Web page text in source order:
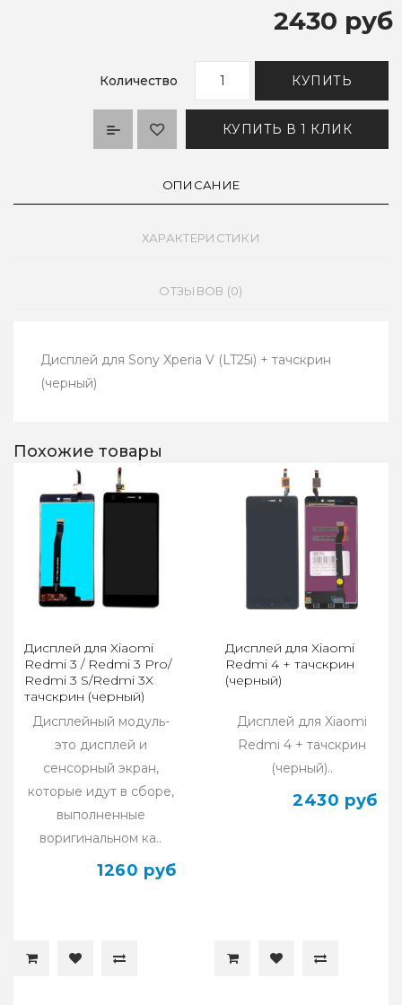
2430 руб
Количество КУПИТЬ
КУПИТЬ В 1 КЛИК
ОПИСАНИЕ
ХАРАКТЕРИСТИКИ
ОТЗЫВОВ (0)
Дисплей для Sony Xperia V (LT25i) + тачскрин
(черный)
Похожие товары
Дисплей для Xiaomi
Redmi 3 / Redmi 3 Pro/
Redmi 3 S/Redmi 3X
тачскрин (черный)
оригинал
Дисплейный модуль-
это дисплей и
сенсорный экран,
которые идут в сборе,
выполненные
воригинальном ка..
1260 руб
Дисплей для Xiaomi
Redmi 4 + тачскрин
(черный)
Дисплей для Xiaomi
Redmi 4 + тачскрин
(черный)..
2430 руб